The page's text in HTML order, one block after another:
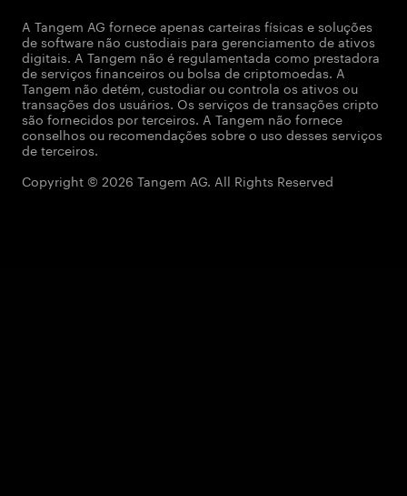
A Tangem AG fornece apenas carteiras físicas e soluções
de software não custodiais para gerenciamento de ativos
digitais. A Tangem não é regulamentada como prestadora
de serviços financeiros ou bolsa de criptomoedas. A
Tangem não detém, custodiar ou controla os ativos ou
transações dos usuários. Os serviços de transações cripto
são fornecidos por terceiros. A Tangem não fornece
conselhos ou recomendações sobre o uso desses serviços
de terceiros.